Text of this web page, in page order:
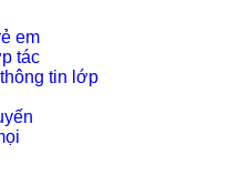
em
tác
tin lớp